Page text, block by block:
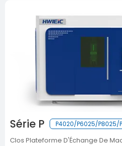
Série P P4020/P6025/P8025/
Clos Plateforme D'Échange De